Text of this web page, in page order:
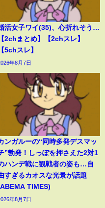
活女子ワイ(35)、心折れそう…
【2chまとめ】【2chスレ】
【5chスレ】
年8月7日
ンガルーの“同時多発デスマッ
”勃発！しっぽを押さえた2対1
ハンデ戦に観戦者の姿も…自
すぎるカオスな光景が話題
TIMES)
年8月7日